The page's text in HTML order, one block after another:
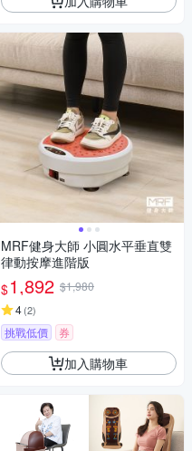
MRF健身大師 ⼩圓⽔平垂直雙
律動按摩進階版
$1,892 $1,980
4(2)
挑戰低價 券
加入購物車